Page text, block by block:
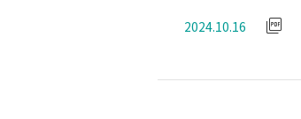
2024.10.16